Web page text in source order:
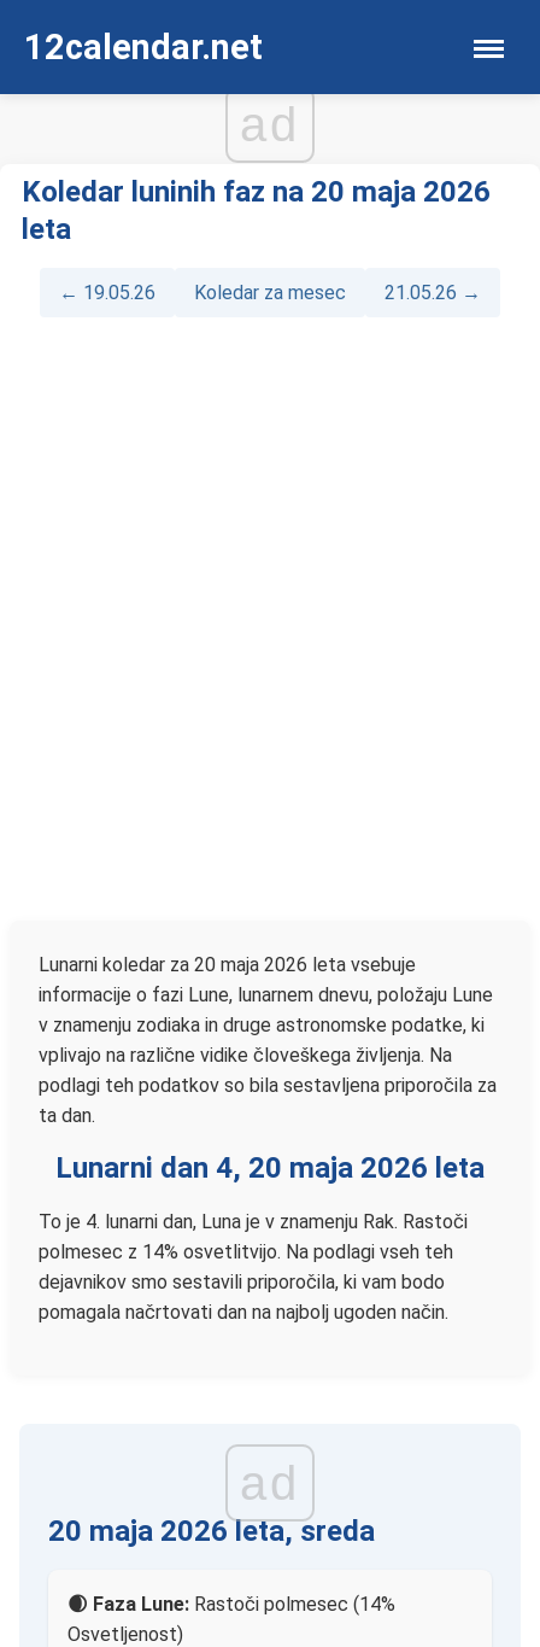
12calendar.net
ad
Koledar luninih faz na 20 maja 2026
leta
← 19.05.26 Koledar za mesec 21.05.26 →
Lunarni koledar za 20 maja 2026 leta vsebuje
informacije o fazi Lune, lunarnem dnevu, položaju Lune
v znamenju zodiaka in druge astronomske podatke, ki
vplivajo na različne vidike človeškega življenja. Na
podlagi teh podatkov so bila sestavljena priporočila za
ta dan.
Lunarni dan 4, 20 maja 2026 leta
To je 4. lunarni dan, Luna je v znamenju Rak. Rastoči
polmesec z 14% osvetlitvijo. Na podlagi vseh teh
dejavnikov smo sestavili priporočila, ki vam bodo
pomagala načrtovati dan na najbolj ugoden način.
ad
20 maja 2026 leta, sreda
🌒 Faza Lune: Rastoči polmesec (14%
Osvetljenost)